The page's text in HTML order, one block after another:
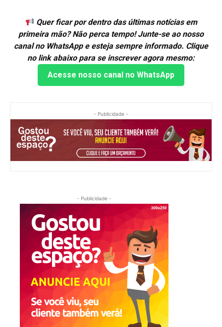
Quer ficar por dentro das últimas notícias em
primeira mão? Não perca tempo! Junte-se ao nosso
canal no WhatsApp e esteja sempre informado. Clique
no link abaixo para se inscrever agora mesmo:
Acesse nosso canal no WhatsApp
- Publicidade -
- Publicidade -